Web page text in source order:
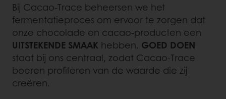
Bij Cacao-Trace beheersen we het
fermentatieproces om ervoor te zorgen dat
onze chocolade en cacao-producten een
UITSTEKENDE SMAAK hebben. GOED DOEN
staat bij ons centraal, zodat Cacao-Trace
boeren profiteren van de waarde die zij
creëren.